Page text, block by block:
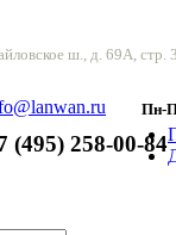
ш., д. 69А, стр.
Пн-
(495) 258-00-84